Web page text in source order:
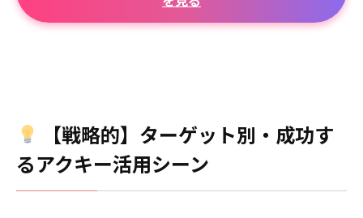
【戦略的】ターゲット別・成功す
るアクキー活用シーン